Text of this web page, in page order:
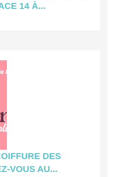
14 À...
DES
VOUS AU...